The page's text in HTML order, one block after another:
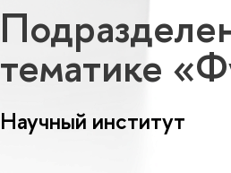
тематике
Научный институт